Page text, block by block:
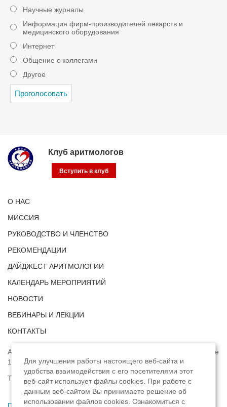
Научные журналы
Информация фирм-производителей лекарств и
медицинского оборудования
Интернет
Общение с коллегами
Другое
Клуб аритмологов
Вступить в клуб
О НАС
МИССИЯ
РУКОВОДСТВО И ЧЛЕНСТВО
РЕКОМЕНДАЦИИ
ДАЙДЖЕСТ АРИТМОЛОГИИ
КАЛЕНДАРЬ МЕРОПРИЯТИЙ
НОВОСТИ
ВЕБИНАРЫ И ЛЕКЦИИ
КОНТАКТЫ
Адрес: г. Москва, ул. Профсоюзная, д. 93А, этаж 4, помещение
1, комната 32.
Телефон:
8 (8422) 33-15-88
Для улучшения работы настоящего веб-сайта и
удобства взаимодействия с его посетителями этот
веб-сайт использует файлы cookies. При работе с
данным веб-сайтом Вы принимаете решение об
использовании файлов cookies. Ознакомиться с